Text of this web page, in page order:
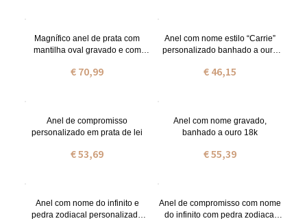
Magnífico anel de prata com
mantilha oval gravado e com
€ 70,99
Anel com nome estilo “Carrie”
personalizado banhado a ouro
€ 46,15
Anel de compromisso
personalizado em prata de lei
€ 53,69
Anel com nome gravado,
banhado a ouro 18k
€ 55,39
Anel com nome do infinito e
pedra zodiacal personalizado
Anel de compromisso com nome
do infinito com pedra zodiacal